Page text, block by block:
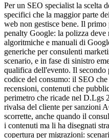
Per un SEO specialist la scelta
specifici che la maggior parte
web non gestisce bene. Il
penalty Google: la polizza deve
algoritmiche e manuali di
generiche per consulenti
scenario, e in fase di sinistro
qualifica dell'evento. Il secondo
codice del consumo: il SEO
recensioni, contenuti che
perimetro che ricade nel D.Lgs
rivalsa del cliente per sanzioni
scorrette, anche quando il
i contenuti ma li ha disegnati
copertura per migrazioni: